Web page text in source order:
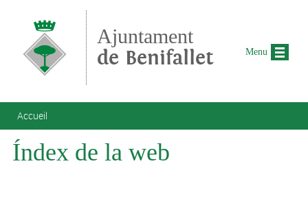
Ajuntament
de Benifallet
Vous êtes ici
Accueil
Índex de la web
Menu